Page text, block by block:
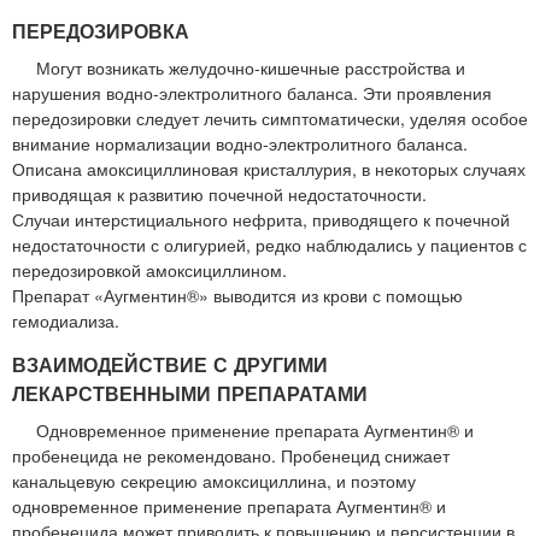
ПЕРЕДОЗИРОВКА
Могут возникать желудочно-кишечные расстройства и
нарушения водно-электролитного баланса. Эти проявления
передозировки следует лечить симптоматически, уделяя особое
внимание нормализации водно-электролитного баланса.
Описана амоксициллиновая кристаллурия, в некоторых случаях
приводящая к развитию почечной недостаточности.
Случаи интерстициального нефрита, приводящего к почечной
недостаточности с олигурией, редко наблюдались у пациентов с
передозировкой амоксициллином.
Препарат «Аугментин®» выводится из крови с помощью
гемодиализа.
ВЗАИМОДЕЙСТВИЕ С ДРУГИМИ
ЛЕКАРСТВЕННЫМИ ПРЕПАРАТАМИ
Одновременное применение препарата Аугментин® и
пробенецида не рекомендовано. Пробенецид снижает
канальцевую секрецию амоксициллина, и поэтому
одновременное применение препарата Аугментин® и